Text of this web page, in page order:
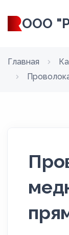
ООО
Главная